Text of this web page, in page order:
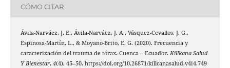
CÓMO CITAR
Ávila-Narváez, J. E., Ávila-Narváez, J. A., Vásquez-Cevallos, J. G.,
Espinosa-Martín, L., & Moyano-Brito, E. G. (2020). Frecuencia y
caracterización del trauma de tórax. Cuenca – Ecuador. Killkana Salud
Y Bienestar, 4(4), 45–50. https://doi.org/10.26871/killcanasalud.v4i4.749